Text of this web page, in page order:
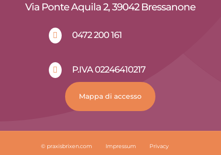
Via Ponte Aquila 2, 39042 Bressanone
 0472 200 161
 P.IVA 02246410217
Mappa di accesso
© praxisbrixen.com Impressum Privacy